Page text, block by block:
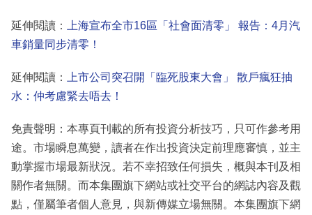
延伸閱讀：
上海宣布全市16區「社會面清零」 報告：4月汽
車銷量同步清零！
延伸閱讀：
上市公司突召開「臨死股東大會」 散戶瘋狂抽
水：仲考慮緊去唔去！
免責聲明：本專頁刊載的所有投資分析技巧，只可作參考用
途。市場瞬息萬變，讀者在作出投資決定前理應審慎，並主
動掌握市場最新狀況。若不幸招致任何損失，概與本刊及相
關作者無關。而本集團旗下網站或社交平台的網誌內容及觀
點，僅屬筆者個人意見，與新傳媒立場無關。本集團旗下網